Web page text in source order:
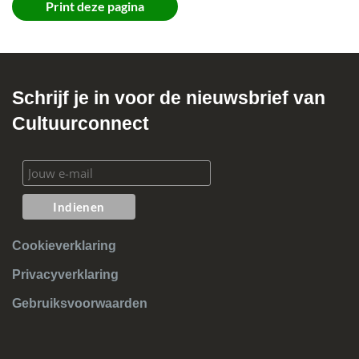
Print deze pagina
Schrijf je in voor de nieuwsbrief van
Cultuurconnect
Cookieverklaring
Privacyverklaring
Gebruiksvoorwaarden